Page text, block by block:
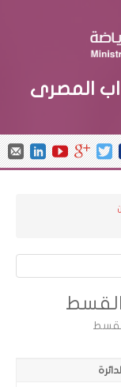
المصرى
القسط
الدائرة